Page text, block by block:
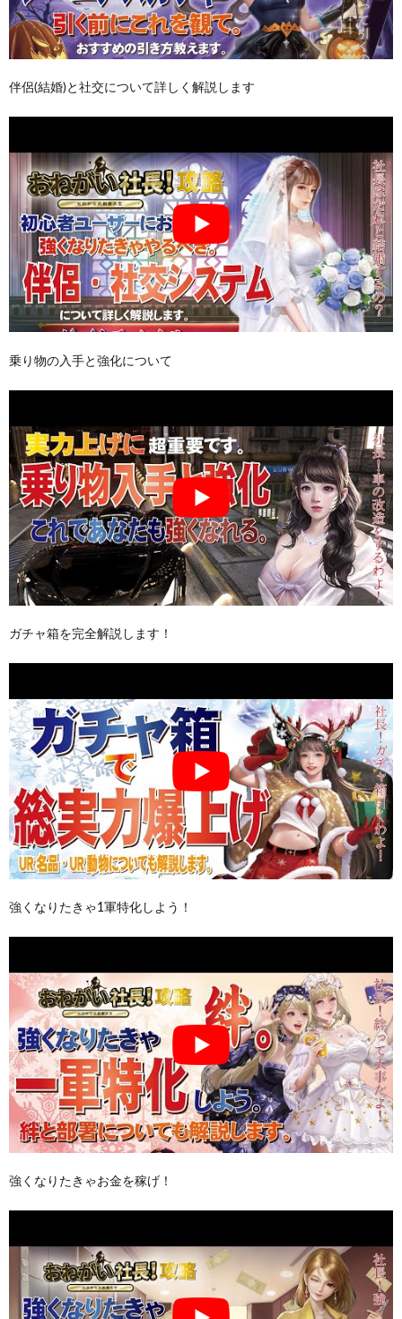
伴侶(結婚)と社交について詳しく解説します
乗り物の入手と強化について
ガチャ箱を完全解説します！
強くなりたきゃ1軍特化しよう！
強くなりたきゃお金を稼げ！